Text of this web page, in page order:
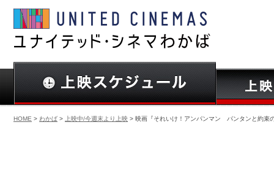
HOME > わかば > 上映中/今週末より上映 > 映画『それいけ！アンパンマン パンタンと約束